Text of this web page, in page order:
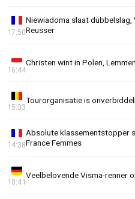
Niewiadoma slaat
Reusser
17:50
Christen wint in Polen,
16:44
Tourorganisatie is
15:33
Absolute klassementstopper
France Femmes
14:38
Veelbelovende Visma-renner
10:41